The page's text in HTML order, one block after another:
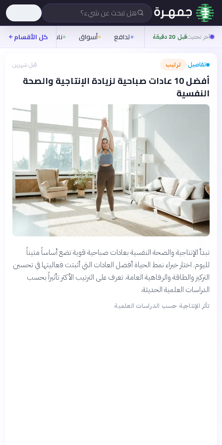
هل تبحث عن شيء؟
آخر تحديثقبل 20 دقيقة تدافع أسواق ناس روح
كل الأقسام
تفاصيل› ترتيب قبل شهرين
أفضل 10 عادات صباحية لزيادة الإنتاجية والصحة
النفسية
تبدأ الإنتاجية والصحة النفسية بعادات صباحية قوية تضع أساساً متيناً
لليوم. اختار خبراء نمط الحياة أفضل العادات التي أثبتت فعاليتها في تحسين
التركيز والطاقة والرفاهية العامة. تعرف على الترتيب الأكثر تأثيراً بحسب
الدراسات العلمية الحديثة.
تأثر الإنتاجية حسب الدراسات العلمية